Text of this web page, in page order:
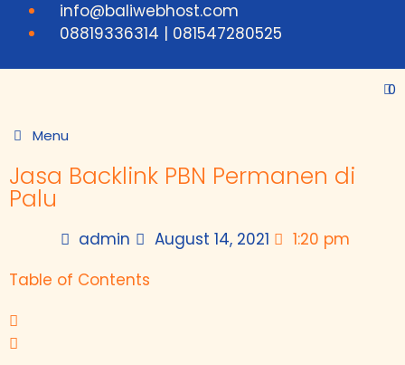
info@baliwebhost.com
08819336314 | 081547280525
0
Menu
Jasa Backlink PBN Permanen di
Palu
admin August 14, 2021
1:20 pm
Table of Contents